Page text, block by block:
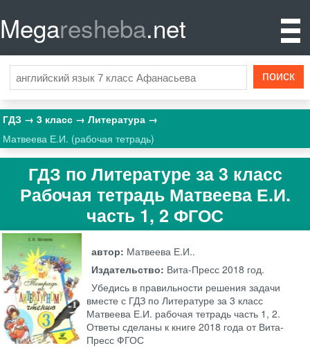
Megaresheba.net
ГДЗ 3 класс
Литература
Матвеева Е.И. (рабочая тетрадь)
ГДЗ по Литературе за 3 класс
Рабочая тетрадь Матвеева Е.И.
часть 1, 2 ФГОС
автор: Матвеева Е.И..
Издательство: Вита-Пресс 2018 год.
Убедись в правильности решения задачи
вместе с ГДЗ по Литературе за 3 класс
Матвеева Е.И. рабочая тетрадь часть 1, 2.
Ответы сделаны к книге 2018 года от Вита-
Пресс ФГОС